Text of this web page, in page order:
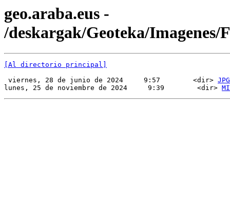
geo.araba.eus -
/deskargak/Geoteka/Imagenes/
[Al directorio principal]
viernes, 28 de junio de 2024     9:57        <dir> JPG
lunes, 25 de noviembre de 2024     9:39        <dir>